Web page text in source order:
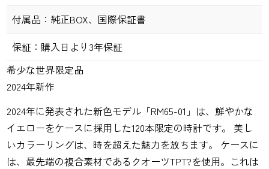
付属品： 純正BOX、国際保証書
保証： 購入日より3年保証
希少な世界限定品
2024年新作
2024年に発表された新色モデル「RM65-01」は、鮮やかな
イエローをケースに採用した120本限定の時計です。 美し
いカラーリングは、時を超えた魅力を放ちます。 ケースに
は、最先端の複合素材であるクオーツTPT?を使用。これは